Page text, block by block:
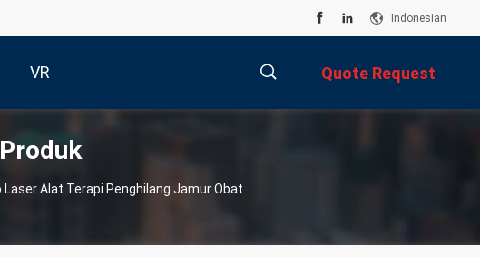
Indonesian
VR Quote Request
Alat Terapi Penghilang Jamur Obat